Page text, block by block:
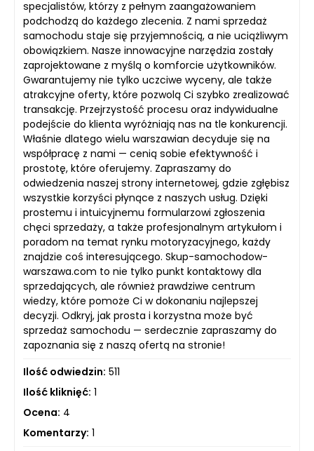
specjalistów, którzy z pełnym zaangażowaniem
podchodzą do każdego zlecenia. Z nami sprzedaż
samochodu staje się przyjemnością, a nie uciążliwym
obowiązkiem. Nasze innowacyjne narzędzia zostały
zaprojektowane z myślą o komforcie użytkowników.
Gwarantujemy nie tylko uczciwe wyceny, ale także
atrakcyjne oferty, które pozwolą Ci szybko zrealizować
transakcję. Przejrzystość procesu oraz indywidualne
podejście do klienta wyróżniają nas na tle konkurencji.
Właśnie dlatego wielu warszawian decyduje się na
współpracę z nami — cenią sobie efektywność i
prostotę, które oferujemy. Zapraszamy do
odwiedzenia naszej strony internetowej, gdzie zgłębisz
wszystkie korzyści płynące z naszych usług. Dzięki
prostemu i intuicyjnemu formularzowi zgłoszenia
chęci sprzedaży, a także profesjonalnym artykułom i
poradom na temat rynku motoryzacyjnego, każdy
znajdzie coś interesującego. Skup-samochodow-
warszawa.com to nie tylko punkt kontaktowy dla
sprzedających, ale również prawdziwe centrum
wiedzy, które pomoże Ci w dokonaniu najlepszej
decyzji. Odkryj, jak prosta i korzystna może być
sprzedaż samochodu — serdecznie zapraszamy do
zapoznania się z naszą ofertą na stronie!
Ilość odwiedzin: 511
Ilość kliknięć: 1
Ocena: 4
Komentarzy: 1